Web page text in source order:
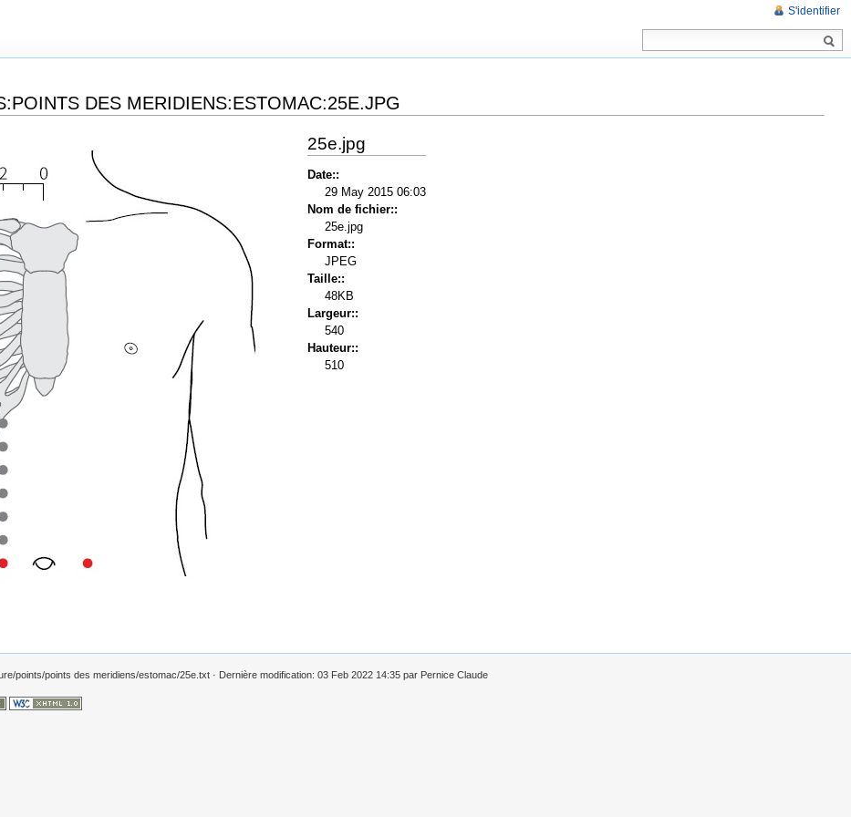
DES MERIDIENS:ESTOMAC:25E.JPG
25e.jpg
Date::
29 May 2015 06:03
Nom de fichier::
25e.jpg
Format::
JPEG
Taille::
48KB
Largeur::
540
Hauteur::
510
S'identifier
points/points des meridiens/estomac/25e.txt · Dernière modification: 03 Feb 2022 14:35 par Pernice Claude